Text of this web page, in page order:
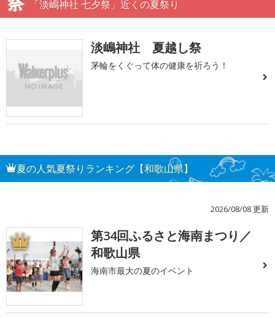
「淡嶋神社 七夕祭」近くの夏祭り
淡嶋神社 夏越し祭
茅輪をくぐって体の健康を祈ろう！
夏の人気夏祭りランキング【和歌山県】
2026/08/08 更新
1
第34回ふるさと海南まつり／
和歌山県
海南市最大の夏のイベント